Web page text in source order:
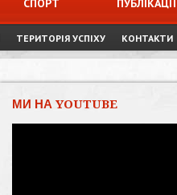
СПОРТ ПУБЛІКАЦІЇ
ТЕРИТОРІЯ УСПІХУ КОНТАКТИ
МИ НА YOUTUBE